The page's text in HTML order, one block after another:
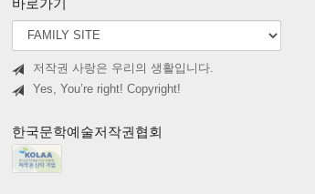
저작권 사랑은 우리의 생활입니다.
Yes, You’re right! Copyright!
한국문학예술저작권협회